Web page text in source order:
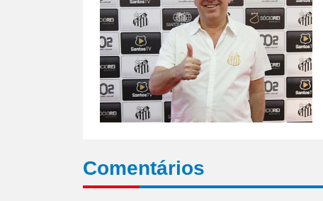
Comentários